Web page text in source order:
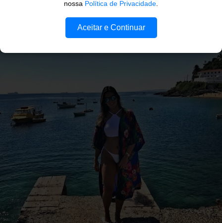
nossa Política de Privacidade
Aceitar e Continuar